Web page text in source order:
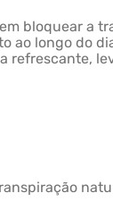
bloquear a
ao longo do
refrescante,